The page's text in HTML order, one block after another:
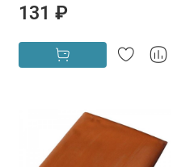
131 ₽